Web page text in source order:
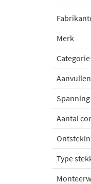
Merk
Categorie
Aantal
Type